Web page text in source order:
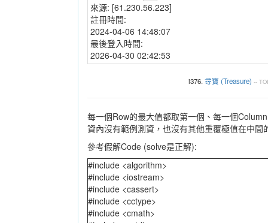
來源: [61.230.56.223]
註冊時間:
2024-04-06 14:48:07
最後登入時間:
2026-04-30 02:42:53
i376.尋寶 (Treasure) -- TOI
每一個Row的最大值都取第一個、每一個
資內沒有範例測資，也沒有其他重覆極值在中間
參考假解Code (solve是正解):
#include <algorithm>
#include <iostream>
#include <cassert>
#include <cctype>
#include <cmath>